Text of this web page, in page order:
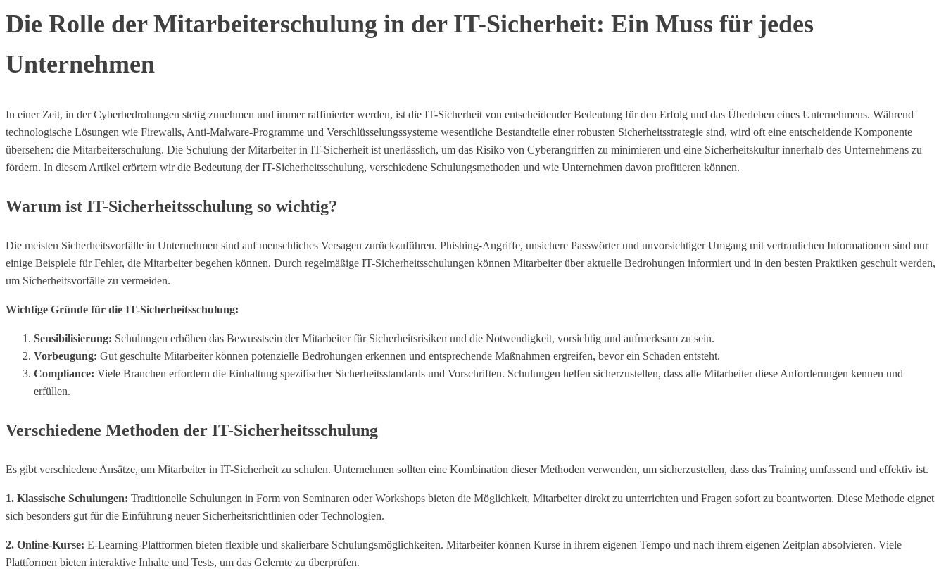
Die Rolle der Mitarbeiterschulung in der IT-Sicherheit: Ein Muss für jedes
Unternehmen
In einer Zeit, in der Cyberbedrohungen stetig zunehmen und immer raffinierter werden, ist die IT-Sicherheit von entscheidender Bedeutung für den Erfolg und das Überleben eines Unternehmens. Während
technologische Lösungen wie Firewalls, Anti-Malware-Programme und Verschlüsselungssysteme wesentliche Bestandteile einer robusten Sicherheitsstrategie sind, wird oft eine entscheidende Komponente
übersehen: die Mitarbeiterschulung. Die Schulung der Mitarbeiter in IT-Sicherheit ist unerlässlich, um das Risiko von Cyberangriffen zu minimieren und eine Sicherheitskultur innerhalb des Unternehmens zu
fördern. In diesem Artikel erörtern wir die Bedeutung der IT-Sicherheitsschulung, verschiedene Schulungsmethoden und wie Unternehmen davon profitieren können.
Warum ist IT-Sicherheitsschulung so wichtig?
Die meisten Sicherheitsvorfälle in Unternehmen sind auf menschliches Versagen zurückzuführen. Phishing-Angriffe, unsichere Passwörter und unvorsichtiger Umgang mit vertraulichen Informationen sind nur
einige Beispiele für Fehler, die Mitarbeiter begehen können. Durch regelmäßige IT-Sicherheitsschulungen können Mitarbeiter über aktuelle Bedrohungen informiert und in den besten Praktiken geschult werden,
um Sicherheitsvorfälle zu vermeiden.
Wichtige Gründe für die IT-Sicherheitsschulung:
Sensibilisierung: Schulungen erhöhen das Bewusstsein der Mitarbeiter für Sicherheitsrisiken und die Notwendigkeit, vorsichtig und aufmerksam zu sein.
Vorbeugung: Gut geschulte Mitarbeiter können potenzielle Bedrohungen erkennen und entsprechende Maßnahmen ergreifen, bevor ein Schaden entsteht.
Compliance: Viele Branchen erfordern die Einhaltung spezifischer Sicherheitsstandards und Vorschriften. Schulungen helfen sicherzustellen, dass alle Mitarbeiter diese Anforderungen kennen und
erfüllen.
Verschiedene Methoden der IT-Sicherheitsschulung
Es gibt verschiedene Ansätze, um Mitarbeiter in IT-Sicherheit zu schulen. Unternehmen sollten eine Kombination dieser Methoden verwenden, um sicherzustellen, dass das Training umfassend und effektiv ist.
1. Klassische Schulungen: Traditionelle Schulungen in Form von Seminaren oder Workshops bieten die Möglichkeit, Mitarbeiter direkt zu unterrichten und Fragen sofort zu beantworten. Diese Methode eignet
sich besonders gut für die Einführung neuer Sicherheitsrichtlinien oder Technologien.
2. Online-Kurse: E-Learning-Plattformen bieten flexible und skalierbare Schulungsmöglichkeiten. Mitarbeiter können Kurse in ihrem eigenen Tempo und nach ihrem eigenen Zeitplan absolvieren. Viele
Plattformen bieten interaktive Inhalte und Tests, um das Gelernte zu überprüfen.